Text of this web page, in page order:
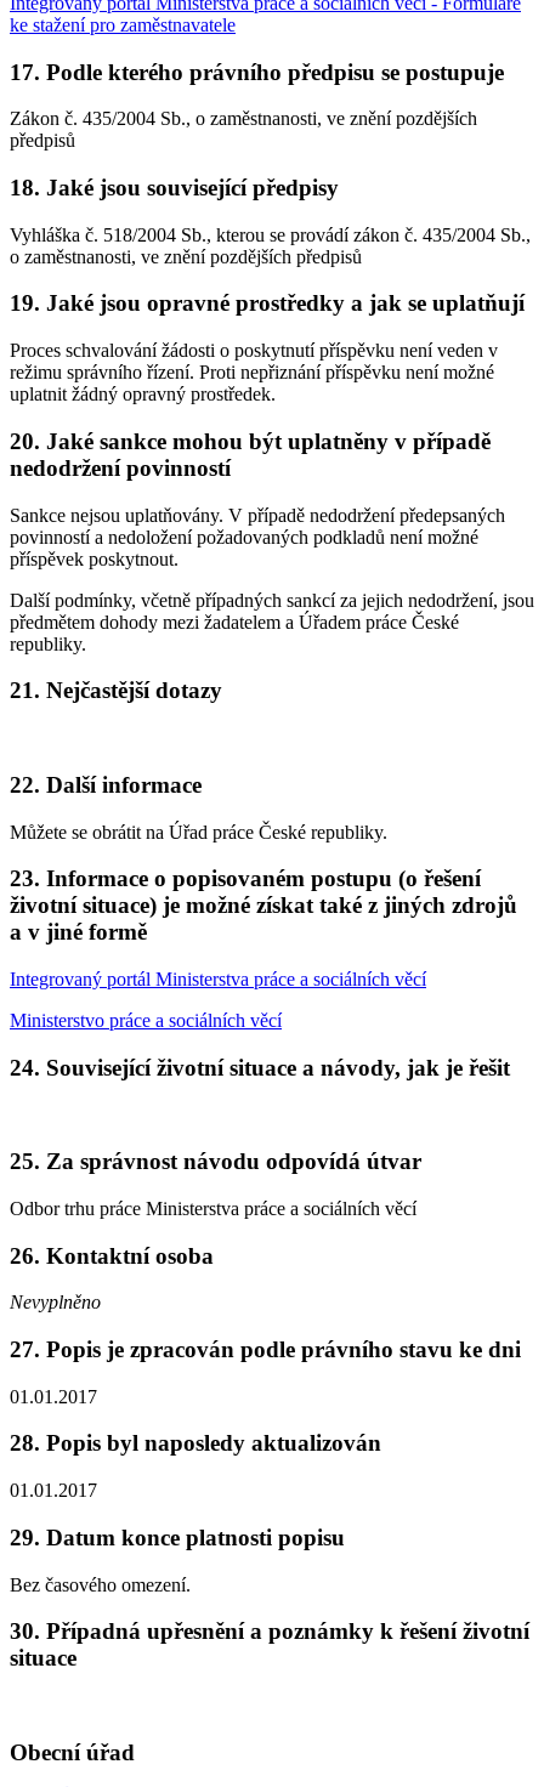
ke stažení pro zaměstnavatele
17. Podle kterého právního předpisu se postupuje
Zákon č. 435/2004 Sb., o zaměstnanosti, ve znění pozdějších
předpisů
18. Jaké jsou související předpisy
Vyhláška č. 518/2004 Sb., kterou se provádí zákon č. 435/2004 Sb.,
o zaměstnanosti, ve znění pozdějších předpisů
19. Jaké jsou opravné prostředky a jak se uplatňují
Proces schvalování žádosti o poskytnutí příspěvku není veden v
režimu správního řízení. Proti nepřiznání příspěvku není možné
uplatnit žádný opravný prostředek.
20. Jaké sankce mohou být uplatněny v případě
nedodržení povinností
Sankce nejsou uplatňovány. V případě nedodržení předepsaných
povinností a nedoložení požadovaných podkladů není možné
příspěvek poskytnout.
Další podmínky, včetně případných sankcí za jejich nedodržení, jsou
předmětem dohody mezi žadatelem a Úřadem práce České
republiky.
21. Nejčastější dotazy
22. Další informace
Můžete se obrátit na Úřad práce České republiky.
23. Informace o popisovaném postupu (o řešení
životní situace) je možné získat také z jiných zdrojů
a v jiné formě
Integrovaný portál Ministerstva práce a sociálních věcí
Ministerstvo práce a sociálních věcí
24. Související životní situace a návody, jak je řešit
25. Za správnost návodu odpovídá útvar
Odbor trhu práce Ministerstva práce a sociálních věcí
26. Kontaktní osoba
Nevyplněno
27. Popis je zpracován podle právního stavu ke dni
01.01.2017
28. Popis byl naposledy aktualizován
01.01.2017
29. Datum konce platnosti popisu
Bez časového omezení.
30. Případná upřesnění a poznámky k řešení životní
situace
Obecní úřad